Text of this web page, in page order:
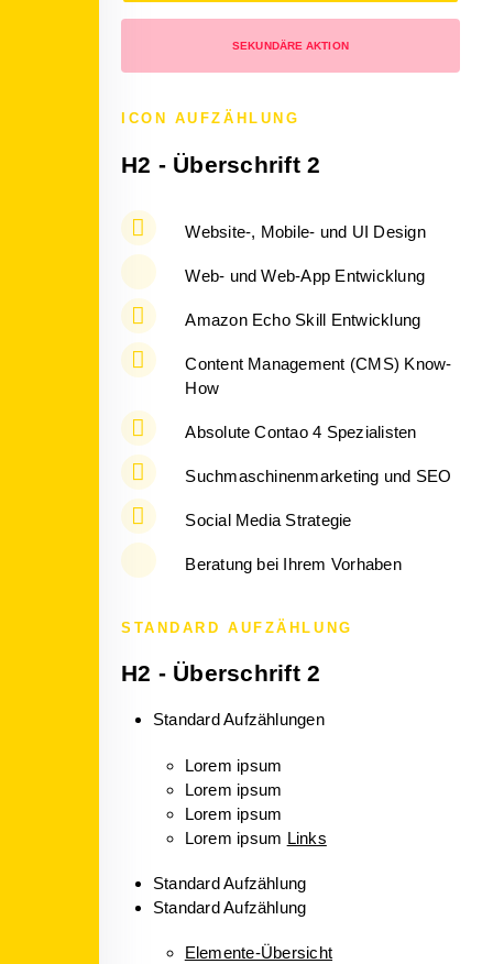
SEKUNDÄRE AKTION
ICON AUFZÄHLUNG
H2 - Überschrift 2
Website-, Mobile- und UI Design
Web- und Web-App Entwicklung
Amazon Echo Skill Entwicklung
Content Management (CMS) Know-
How
Absolute Contao 4 Spezialisten
Suchmaschinenmarketing und SEO
Social Media Strategie
Beratung bei Ihrem Vorhaben
STANDARD AUFZÄHLUNG
H2 - Überschrift 2
Standard Aufzählungen
Lorem ipsum
Lorem ipsum
Lorem ipsum
Lorem ipsum Links
Standard Aufzählung
Standard Aufzählung
Elemente-Übersicht